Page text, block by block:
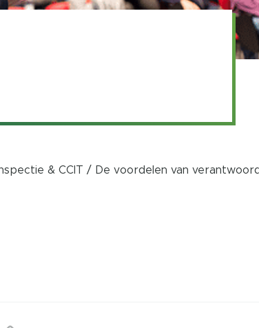
& CCIT / De voordelen van